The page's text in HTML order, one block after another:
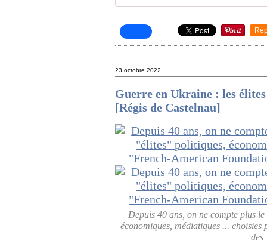
23 octobre 2022
Guerre en Ukraine : les
[Régis de Castelnau]
Depuis 40 ans, on ne compte plus
économiques, médiatiques ...
des